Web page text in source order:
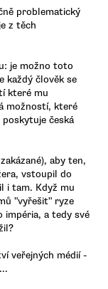
problematický
z těch
je možno toto
každý člověk se
které mu
možností, které
česká
aby ten,
vstoupil do
i tam. Když mu
"vyřešit" ryze
impéria, a tedy své
veřejných médií -